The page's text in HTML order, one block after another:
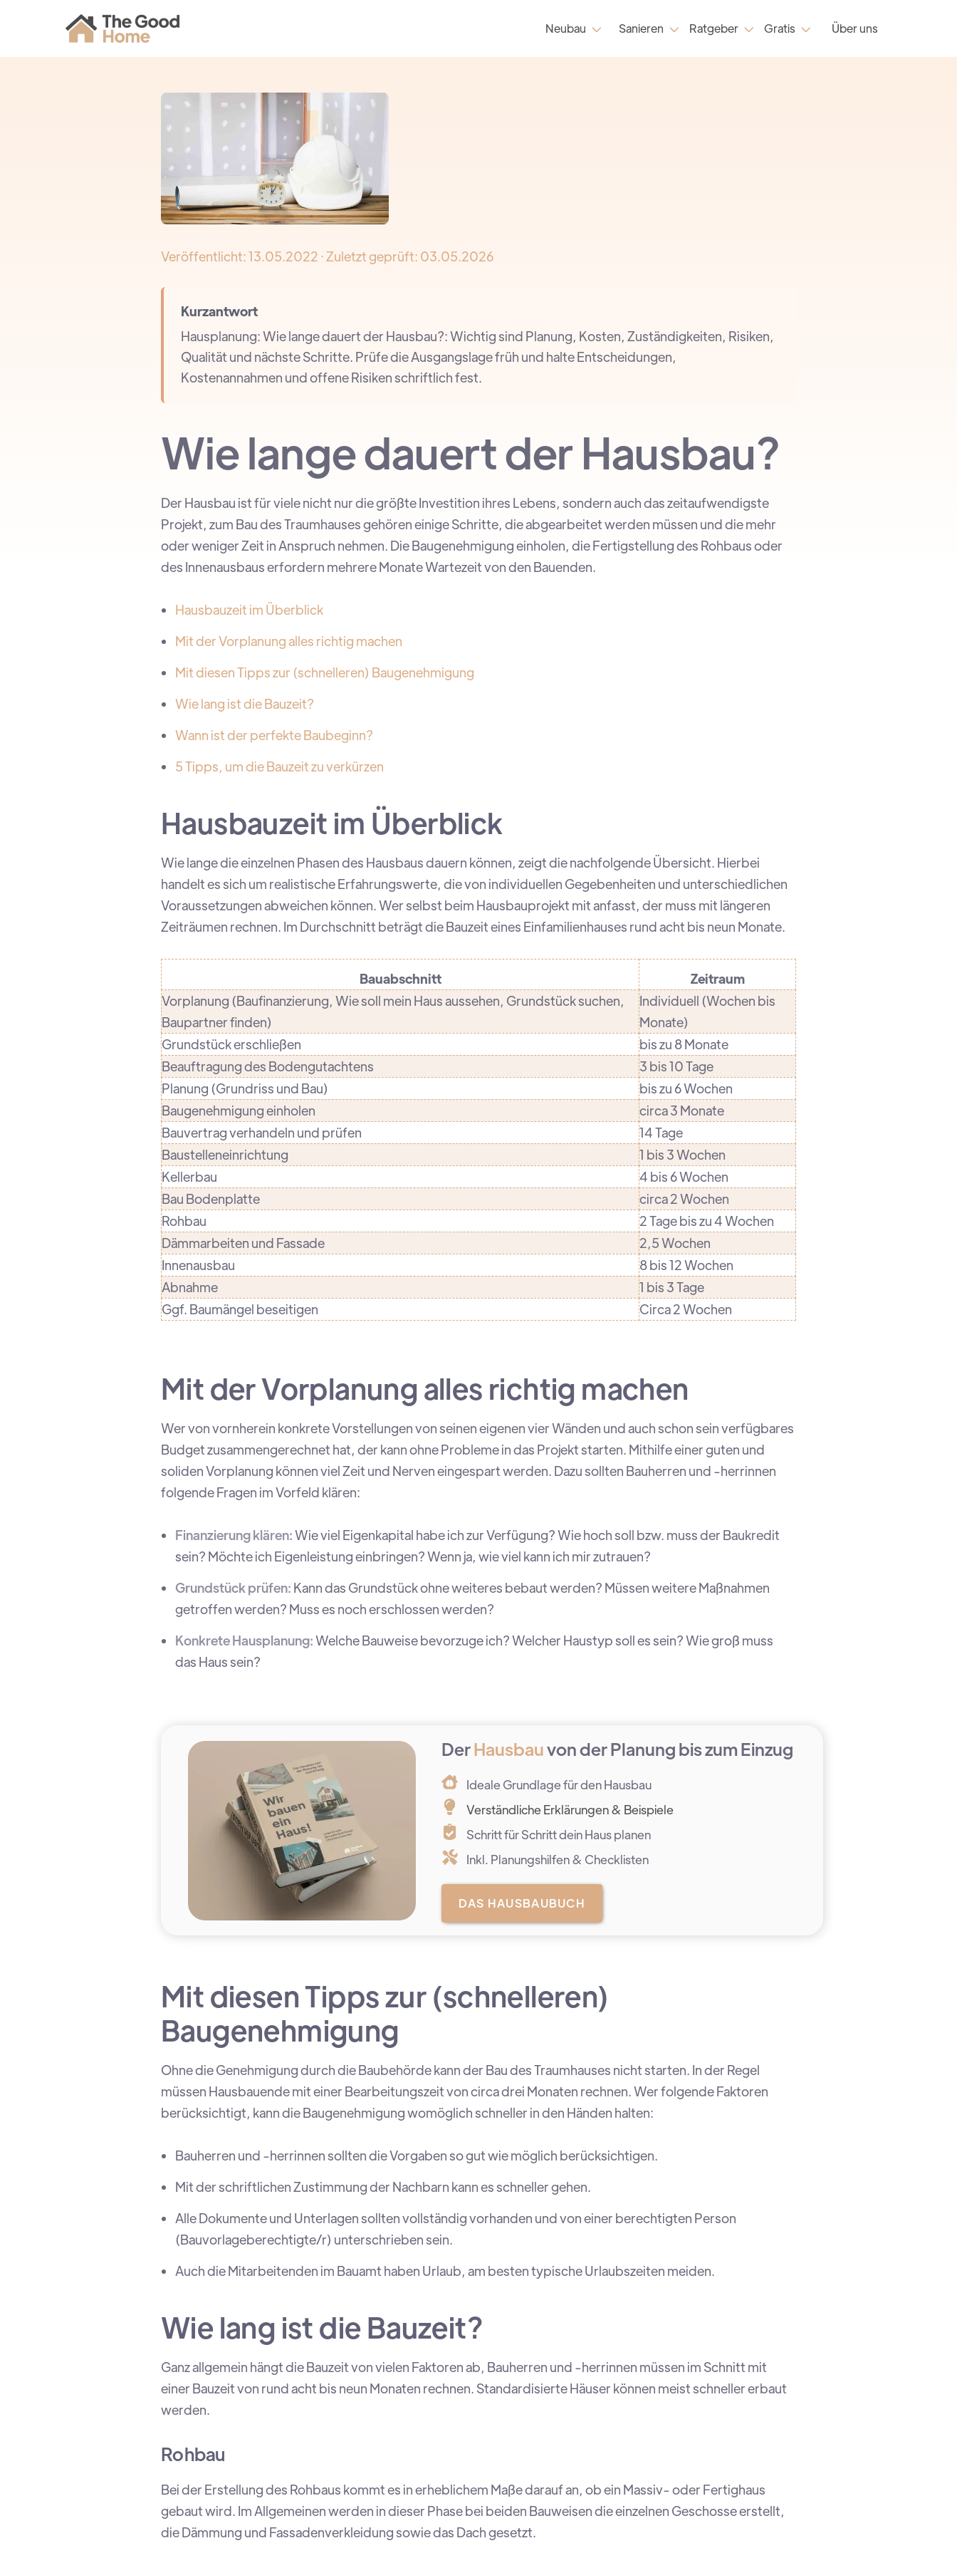
Neubau  Sanieren  Ratgeber  Gratis  Über uns
Veröffentlicht:13.05.2022 · Zuletzt geprüft: 03.05.2026
Kurzantwort
Hausplanung: Wie lange dauert der Hausbau?: Wichtig sind Planung, Kosten, Zuständigkeiten, Risiken,
Qualität und nächste Schritte. Prüfe die Ausgangslage früh und halte Entscheidungen,
Kostenannahmen und offene Risiken schriftlich fest.
Wie lange dauert der Hausbau?
Der Hausbau ist für viele nicht nur die größte Investition ihres Lebens, sondern auch das zeitaufwendigste
Projekt, zum Bau des Traumhauses gehören einige Schritte, die abgearbeitet werden müssen und die mehr
oder weniger Zeit in Anspruch nehmen. Die Baugenehmigung einholen, die Fertigstellung des Rohbaus oder
des Innenausbaus erfordern mehrere Monate Wartezeit von den Bauenden.
Hausbauzeit im Überblick
Mit der Vorplanung alles richtig machen
Mit diesen Tipps zur (schnelleren) Baugenehmigung
Wie lang ist die Bauzeit?
Wann ist der perfekte Baubeginn?
5 Tipps, um die Bauzeit zu verkürzen
Hausbauzeit im Überblick
Wie lange die einzelnen Phasen des Hausbaus dauern können, zeigt die nachfolgende Übersicht. Hierbei
handelt es sich um realistische Erfahrungswerte, die von individuellen Gegebenheiten und unterschiedlichen
Voraussetzungen abweichen können. Wer selbst beim Hausbauprojekt mit anfasst, der muss mit längeren
Zeiträumen rechnen. Im Durchschnitt beträgt die Bauzeit eines Einfamilienhauses rund acht bis neun Monate.
Bauabschnitt
Zeitraum
Vorplanung (Baufinanzierung, Wie soll mein Haus aussehen, Grundstück suchen,
Baupartner finden)
Individuell (Wochen bis
Monate)
Grundstück erschließen
bis zu 8 Monate
Beauftragung des Bodengutachtens
3 bis 10 Tage
Planung (Grundriss und Bau)
bis zu 6 Wochen
Baugenehmigung einholen
circa 3 Monate
Bauvertrag verhandeln und prüfen
14 Tage
Baustelleneinrichtung
1 bis 3 Wochen
Kellerbau
4 bis 6 Wochen
Bau Bodenplatte
circa 2 Wochen
Rohbau
2 Tage bis zu 4 Wochen
Dämmarbeiten und Fassade
2,5 Wochen
Innenausbau
8 bis 12 Wochen
Abnahme
1 bis 3 Tage
Ggf. Baumängel beseitigen
Circa 2 Wochen
Mit der Vorplanung alles richtig machen
Wer von vornherein konkrete Vorstellungen von seinen eigenen vier Wänden und auch schon sein verfügbares
Budget zusammengerechnet hat, der kann ohne Probleme in das Projekt starten. Mithilfe einer guten und
soliden Vorplanung können viel Zeit und Nerven eingespart werden. Dazu sollten Bauherren und -herrinnen
folgende Fragen im Vorfeld klären:
Finanzierung klären:Wie viel Eigenkapital habe ich zur Verfügung? Wie hoch soll bzw. muss der Baukredit
sein? Möchte ich Eigenleistung einbringen? Wenn ja, wie viel kann ich mir zutrauen?
Grundstück prüfen: Kann das Grundstück ohne weiteres bebaut werden? Müssen weitere Maßnahmen
getroffen werden? Muss es noch erschlossen werden?
Konkrete Hausplanung:Welche Bauweise bevorzuge ich? Welcher Haustyp soll es sein? Wie groß muss
das Haus sein?
DerHausbauvon der Planung bis zum Einzug
Ideale Grundlage für den Hausbau
Verständliche Erklärungen & Beispiele
Schritt für Schritt dein Haus planen
Inkl. Planungshilfen & Checklisten
DAS HAUSBAUBUCH
Mit diesen Tipps zur (schnelleren)
Baugenehmigung
Ohne die Genehmigung durch die Baubehörde kann der Bau des Traumhauses nicht starten. In der Regel
müssen Hausbauende mit einer Bearbeitungszeit von circa drei Monaten rechnen. Wer folgende Faktoren
berücksichtigt, kann die Baugenehmigung womöglich schneller in den Händen halten:
Bauherren und -herrinnen sollten die Vorgaben so gut wie möglich berücksichtigen.
Mit der schriftlichen Zustimmung der Nachbarn kann es schneller gehen.
Alle Dokumente und Unterlagen sollten vollständig vorhanden und von einer berechtigten Person
(Bauvorlageberechtigte/r) unterschrieben sein.
Auch die Mitarbeitenden im Bauamt haben Urlaub, am besten typische Urlaubszeiten meiden.
Wie lang ist die Bauzeit?
Ganz allgemein hängt die Bauzeit von vielen Faktoren ab, Bauherren und -herrinnen müssen im Schnitt mit
einer Bauzeit von rund acht bis neun Monaten rechnen. Standardisierte Häuser können meist schneller erbaut
werden.
Rohbau
Bei der Erstellung des Rohbaus kommt es in erheblichem Maße darauf an, ob ein Massiv- oder Fertighaus
gebaut wird. Im Allgemeinen werden in dieser Phase bei beiden Bauweisen die einzelnen Geschosse erstellt,
die Dämmung und Fassadenverkleidung sowie das Dach gesetzt.